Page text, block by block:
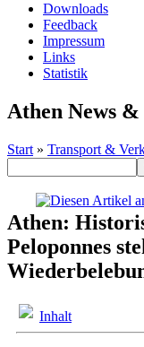
Downloads
Feedback
Impressum
Links
Statistik
Athen News
Start » Transport &
Athen:
Peloponnes
Inhalt